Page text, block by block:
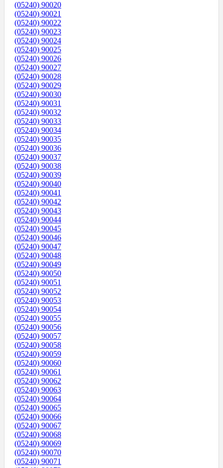
(05240) 90020
(05240) 90021
(05240) 90022
(05240) 90023
(05240) 90024
(05240) 90025
(05240) 90026
(05240) 90027
(05240) 90028
(05240) 90029
(05240) 90030
(05240) 90031
(05240) 90032
(05240) 90033
(05240) 90034
(05240) 90035
(05240) 90036
(05240) 90037
(05240) 90038
(05240) 90039
(05240) 90040
(05240) 90041
(05240) 90042
(05240) 90043
(05240) 90044
(05240) 90045
(05240) 90046
(05240) 90047
(05240) 90048
(05240) 90049
(05240) 90050
(05240) 90051
(05240) 90052
(05240) 90053
(05240) 90054
(05240) 90055
(05240) 90056
(05240) 90057
(05240) 90058
(05240) 90059
(05240) 90060
(05240) 90061
(05240) 90062
(05240) 90063
(05240) 90064
(05240) 90065
(05240) 90066
(05240) 90067
(05240) 90068
(05240) 90069
(05240) 90070
(05240) 90071